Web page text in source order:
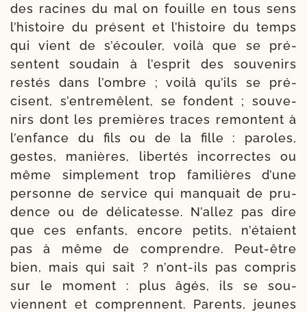
des racines du mal on fouille en tous sens
l’histoire du pré­sent et l’histoire du temps
qui vient de s’écouler, voi­là que se pré­
sentent sou­dain à l’esprit des sou­venirs
res­tés dans l’ombre ; voi­là qu’ils se pré­
cisent, s’entremêlent, se fondent ; sou­ve­
nirs dont les pre­mières traces remontent à
l’enfance du fils ou de la fille : paroles,
gestes, manières, liber­tés incor­rectes ou
même sim­ple­ment trop fami­lières d’une
per­sonne de ser­vice qui man­quait de pru­
dence ou de déli­ca­tesse. N’allez pas dire
que ces enfants, encore petits, n’étaient
pas à même de com­prendre. Peut-​être
bien, mais qui sait ? n’ont-ils pas com­pris
sur le moment : plus âgés, ils se sou­
viennent et com­prennent. Parents, jeunes